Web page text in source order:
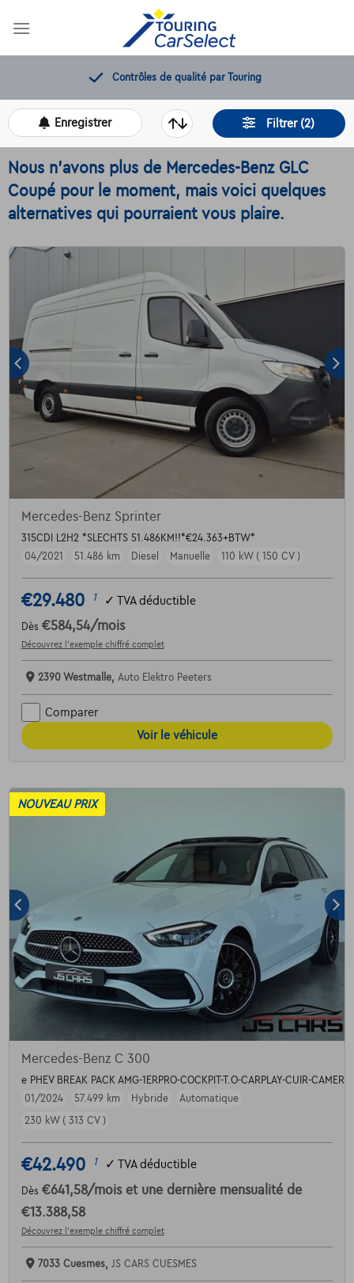
12 mois de dépannage offerts
Filtrer (2)
Enregistrer
Nous n'avons plus de Mercedes-Benz GLC
Coupé pour le moment, mais voici quelques
alternatives qui pourraient vous plaire.
Mercedes-Benz Sprinter
315CDI L2H2 *SLECHTS 51.486KM!!*€24.363+BTW*
04/2021
51.486 km Diesel Manuelle 110 kW ( 150 CV )
€29.480 1 ✓ TVA déductible
Dès €584,54/mois
Découvrez l’exemple chiffré complet
2390 Westmalle, Auto Elektro Peeters
Comparer
Voir le véhicule
NOUVEAU PRIX
Mercedes-Benz C 300
e PHEV BREAK PACK AMG-1ERPRO-COCKPIT-T.O-CARPLAY-CUIR-
01/2024
57.499 km Hybride
Automatique
230 kW ( 313 CV )
€42.490 1 ✓ TVA déductible
Dès €641,58/mois et une dernière mensualité de
€13.388,58
Découvrez l’exemple chiffré complet
7033 Cuesmes, JS CARS CUESMES